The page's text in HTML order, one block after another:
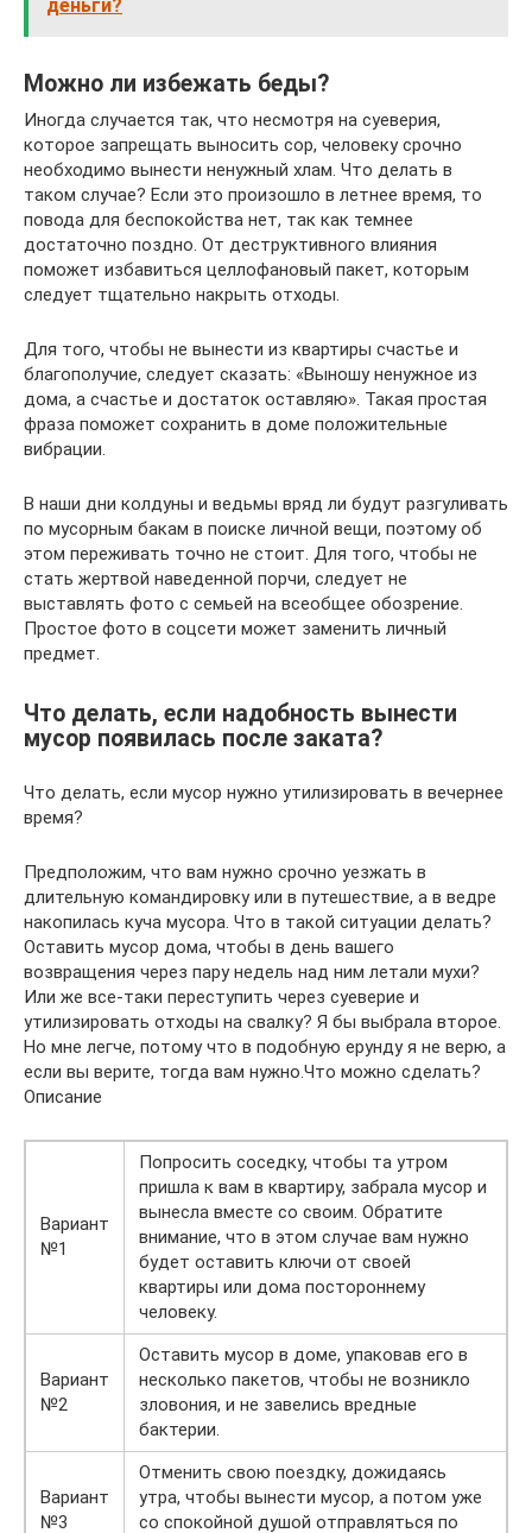
деньги?
Можно ли избежать беды?
Иногда случается так, что несмотря на суеверия,
которое запрещать выносить сор, человеку срочно
необходимо вынести ненужный хлам. Что делать в
таком случае? Если это произошло в летнее время, то
повода для беспокойства нет, так как темнее
достаточно поздно. От деструктивного влияния
поможет избавиться целлофановый пакет, которым
следует тщательно накрыть отходы.
Для того, чтобы не вынести из квартиры счастье и
благополучие, следует сказать: «Выношу ненужное из
дома, а счастье и достаток оставляю». Такая простая
фраза поможет сохранить в доме положительные
вибрации.
В наши дни колдуны и ведьмы вряд ли будут разгуливать
по мусорным бакам в поиске личной вещи, поэтому об
этом переживать точно не стоит. Для того, чтобы не
стать жертвой наведенной порчи, следует не
выставлять фото с семьей на всеобщее обозрение.
Простое фото в соцсети может заменить личный
предмет.
Что делать, если надобность вынести
мусор появилась после заката?
Что делать, если мусор нужно утилизировать в вечернее
время?
Предположим, что вам нужно срочно уезжать в
длительную командировку или в путешествие, а в ведре
накопилась куча мусора. Что в такой ситуации делать?
Оставить мусор дома, чтобы в день вашего
возвращения через пару недель над ним летали мухи?
Или же все-таки переступить через суеверие и
утилизировать отходы на свалку? Я бы выбрала второе.
Но мне легче, потому что в подобную ерунду я не верю, а
если вы верите, тогда вам нужно.Что можно сделать?
Описание
Вариант
№1
Попросить соседку, чтобы та утром
пришла к вам в квартиру, забрала мусор и
вынесла вместе со своим. Обратите
внимание, что в этом случае вам нужно
будет оставить ключи от своей
квартиры или дома постороннему
человеку.
Вариант
№2
Оставить мусор в доме, упаковав его в
несколько пакетов, чтобы не возникло
зловония, и не завелись вредные
бактерии.
Вариант
№3
Отменить свою поездку, дожидаясь
утра, чтобы вынести мусор, а потом уже
со спокойной душой отправляться по